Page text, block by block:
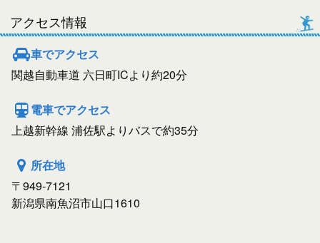
アクセス情報
車でアクセス
関越自動車道 六日町ICより約20分
電車でアクセス
上越新幹線 浦佐駅よりバスで約35分
所在地
〒949-7121
新潟県南魚沼市山口1610